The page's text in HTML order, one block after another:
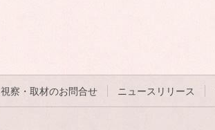
視察・取材のお問合せ ニュースリリース